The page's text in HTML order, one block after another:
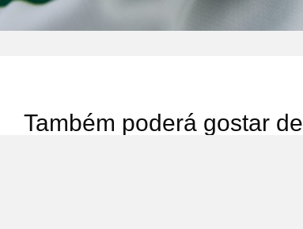
Também poderá gostar de